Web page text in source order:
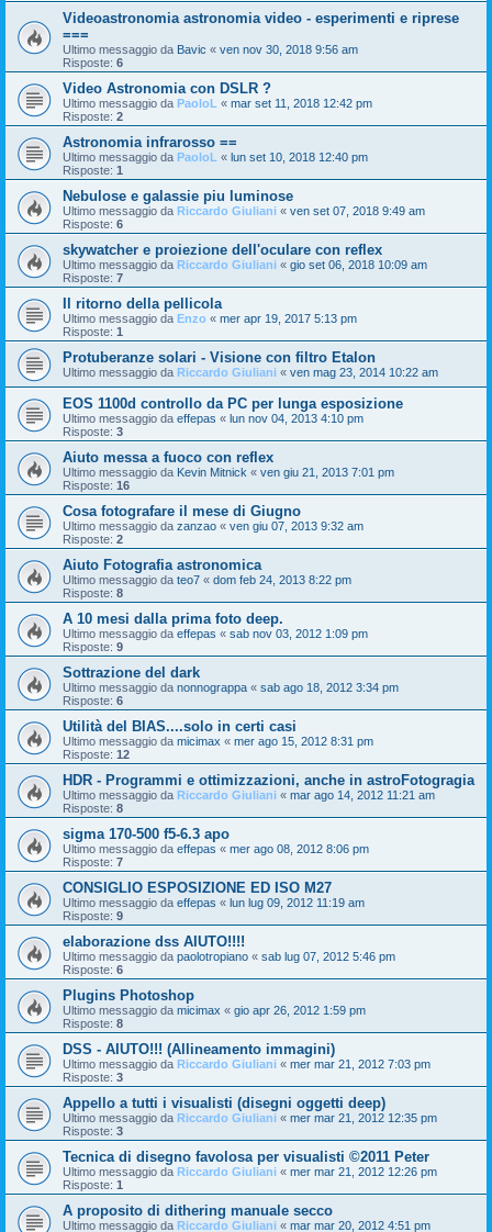
Videoastronomia astronomia video - esperimenti e riprese
===
Ultimo messaggio da Bavic « ven nov 30, 2018 9:56 am
Risposte: 6
Video Astronomia con DSLR ?
Ultimo messaggio da PaoloL « mar set 11, 2018 12:42 pm
Risposte: 2
Astronomia infrarosso ==
Ultimo messaggio da PaoloL « lun set 10, 2018 12:40 pm
Risposte: 1
Nebulose e galassie piu luminose
Ultimo messaggio da Riccardo Giuliani « ven set 07, 2018 9:49 am
Risposte: 6
skywatcher e proiezione dell'oculare con reflex
Ultimo messaggio da Riccardo Giuliani « gio set 06, 2018 10:09 am
Risposte: 7
Il ritorno della pellicola
Ultimo messaggio da Enzo « mer apr 19, 2017 5:13 pm
Risposte: 1
Protuberanze solari - Visione con filtro Etalon
Ultimo messaggio da Riccardo Giuliani « ven mag 23, 2014 10:22 am
EOS 1100d controllo da PC per lunga esposizione
Ultimo messaggio da effepas « lun nov 04, 2013 4:10 pm
Risposte: 3
Aiuto messa a fuoco con reflex
Ultimo messaggio da Kevin Mitnick « ven giu 21, 2013 7:01 pm
Risposte: 16
Cosa fotografare il mese di Giugno
Ultimo messaggio da zanzao « ven giu 07, 2013 9:32 am
Risposte: 2
Aiuto Fotografia astronomica
Ultimo messaggio da teo7 « dom feb 24, 2013 8:22 pm
Risposte: 8
A 10 mesi dalla prima foto deep.
Ultimo messaggio da effepas « sab nov 03, 2012 1:09 pm
Risposte: 9
Sottrazione del dark
Ultimo messaggio da nonnograppa « sab ago 18, 2012 3:34 pm
Risposte: 6
Utilità del BIAS....solo in certi casi
Ultimo messaggio da micimax « mer ago 15, 2012 8:31 pm
Risposte: 12
HDR - Programmi e ottimizzazioni, anche in astroFotogragia
Ultimo messaggio da Riccardo Giuliani « mar ago 14, 2012 11:21 am
Risposte: 8
sigma 170-500 f5-6.3 apo
Ultimo messaggio da effepas « mer ago 08, 2012 8:06 pm
Risposte: 7
CONSIGLIO ESPOSIZIONE ED ISO M27
Ultimo messaggio da effepas « lun lug 09, 2012 11:19 am
Risposte: 9
elaborazione dss AIUTO!!!!
Ultimo messaggio da paolotropiano « sab lug 07, 2012 5:46 pm
Risposte: 6
Plugins Photoshop
Ultimo messaggio da micimax « gio apr 26, 2012 1:59 pm
Risposte: 8
DSS - AIUTO!!! (Allineamento immagini)
Ultimo messaggio da Riccardo Giuliani « mer mar 21, 2012 7:03 pm
Risposte: 3
Appello a tutti i visualisti (disegni oggetti deep)
Ultimo messaggio da Riccardo Giuliani « mer mar 21, 2012 12:35 pm
Risposte: 3
Tecnica di disegno favolosa per visualisti ©2011 Peter
Ultimo messaggio da Riccardo Giuliani « mer mar 21, 2012 12:26 pm
Risposte: 1
A proposito di dithering manuale secco
Ultimo messaggio da Riccardo Giuliani « mar mar 20, 2012 4:51 pm